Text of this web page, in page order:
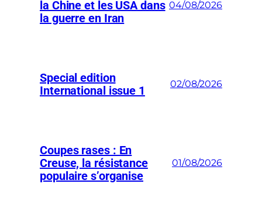
la Chine et les USA dans
la guerre en Iran
04/08/2026
Special edition
International issue 1
02/08/2026
Coupes rases : En
Creuse, la résistance
populaire s’organise
01/08/2026